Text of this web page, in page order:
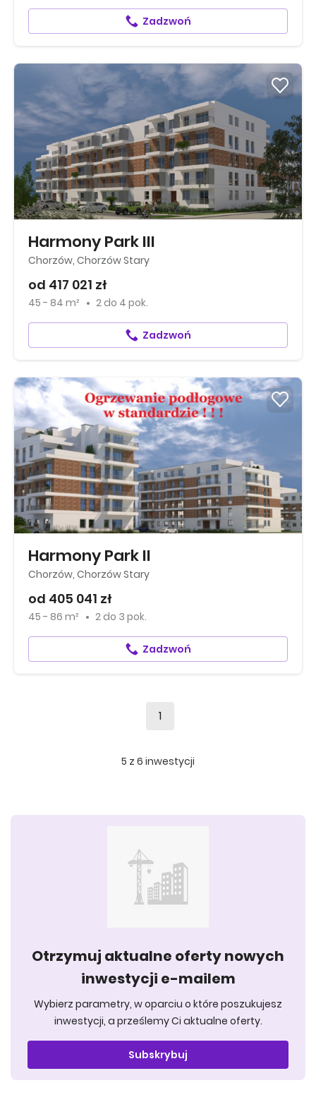
Zadzwoń
Harmony Park III
Chorzów, Chorzów Stary
od 417 021 zł
45 - 84 m² 2 do 4 pok.
Zadzwoń
Harmony Park II
Chorzów, Chorzów Stary
od 405 041 zł
45 - 86 m² 2 do 3 pok.
Zadzwoń
1
5 z 6 inwestycji
Otrzymuj aktualne oferty nowych
inwestycji e-mailem
Wybierz parametry, w oparciu o które poszukujesz
inwestycji, a prześlemy Ci aktualne oferty.
Subskrybuj